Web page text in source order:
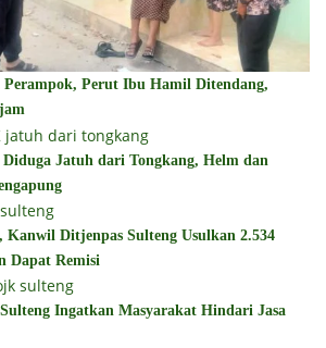
Perampok, Perut Ibu Hamil Ditendang,
Jatuh dari Tongkang, Helm dan
Kanwil Ditjenpas Sulteng Usulkan 2.534
Dapat Remisi
Ingatkan Masyarakat Hindari Jasa